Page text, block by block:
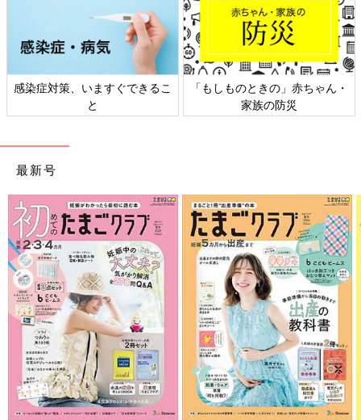
感染症対策、いますぐできるこ
と
「もしものときの」赤ちゃん・
家族の防災
最新号